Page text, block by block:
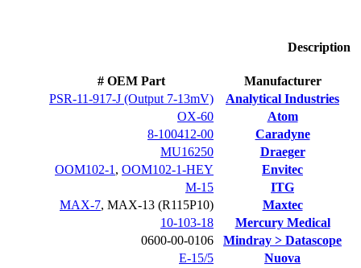
Description
Manufacturer
OEM Part #
Analytical Industries
PSR-11-917-J (Output 7-13mV)
Atom
OX-60
Caradyne
8-100412-00
Draeger
MU16250
Envitec
OOM102-1 , OOM102-1-HEY
ITG
M-15
Maxtec
MAX-7, MAX-13 (R115P10)
Mercury Medical
10-103-18
Mindray > Datascope
0600-00-0106
Nuova
E-15/5